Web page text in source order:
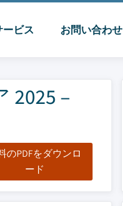
ービス お問い合わせ
–
のPDFをダウンロ
ード